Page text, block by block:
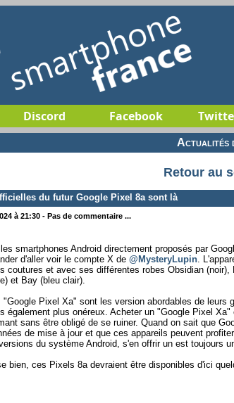
Discord Facebook
Actualités
Retour au
du futur Google Pixel 8a sont là
à 21:30 - Pas de commentaire ...
smartphones Android directement proposés par
d'aller voir le compte X de @MysteryLupin .
coutures et avec ses différentes robes Obsidian (noir),
et Bay (bleu clair).
"Google Pixel Xa" sont les version abordables de leurs
également plus onéreux. Acheter un "Google Pixel Xa"
sans être obligé de se ruiner. Quand on sait que
de mise à jour et que ces appareils peuvent
du système Android, s'en offrir un est toujours
bien, ces Pixels 8a devraient être disponibles d'ici